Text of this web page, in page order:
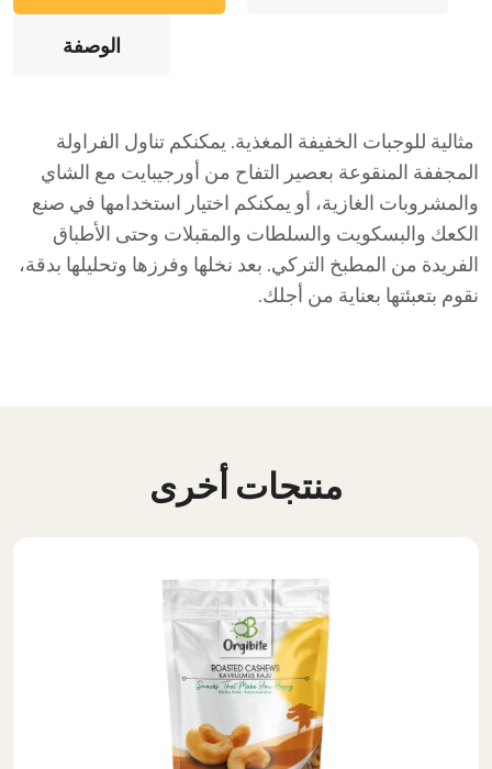
الوصفة
مثالية للوجبات الخفيفة المغذية. يمكنكم تناول الفراولة
المجففة المنقوعة بعصير التفاح من أورجيبايت مع الشاي
والمشروبات الغازية، أو يمكنكم اختيار استخدامها في صنع
الكعك والبسكويت والسلطات والمقبلات وحتى الأطباق
الفريدة من المطبخ التركي. بعد نخلها وفرزها وتحليلها بدقة،
نقوم بتعبئتها بعناية من أجلك.
منتجات أخرى